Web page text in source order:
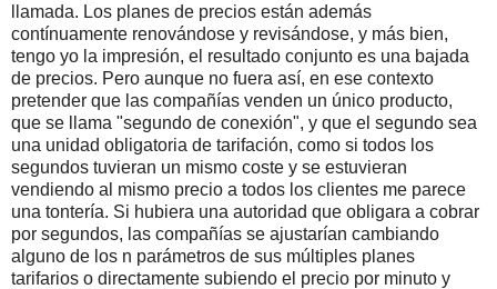
llamada. Los planes de precios están además
contínuamente renovándose y revisándose, y más bien,
tengo yo la impresión, el resultado conjunto es una bajada
de precios. Pero aunque no fuera así, en ese contexto
pretender que las compañías venden un único producto,
que se llama "segundo de conexión", y que el segundo sea
una unidad obligatoria de tarifación, como si todos los
segundos tuvieran un mismo coste y se estuvieran
vendiendo al mismo precio a todos los clientes me parece
una tontería. Si hubiera una autoridad que obligara a cobrar
por segundos, las compañías se ajustarían cambiando
alguno de los n parámetros de sus múltiples planes
tarifarios o directamente subiendo el precio por minuto y